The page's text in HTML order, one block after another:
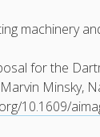
machinery
for the
Minsky,
10.1609/